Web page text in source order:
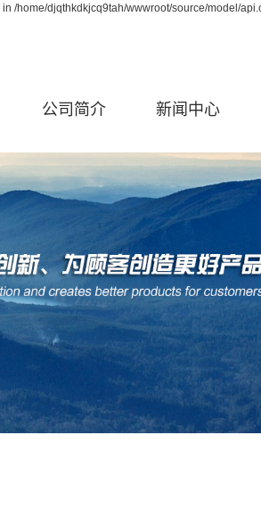
/home/djqthkdkjcq9tah/wwwroot/source/model/
公司简介 新闻中心